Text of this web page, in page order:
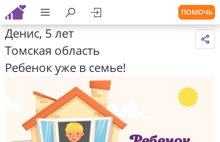
ПОМОЧЬ
Денис, 5 лет
Томская область
Ребенок уже в семье!